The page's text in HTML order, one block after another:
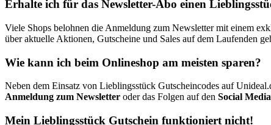
Erhalte ich für das Newsletter-Abo einen
Viele Shops belohnen die Anmeldung zum Newsletter mit einem
über aktuelle Aktionen, Gutscheine und Sales auf dem Laufenden
Wie kann ich beim Onlineshop am meisten sparen?
Neben dem Einsatz von Lieblingsstück Gutscheincodes auf
Anmeldung zum Newsletter oder das Folgen auf den Social
Mein Lieblingsstück Gutschein funktioniert nicht!